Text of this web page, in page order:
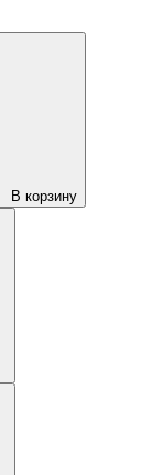
В корзину